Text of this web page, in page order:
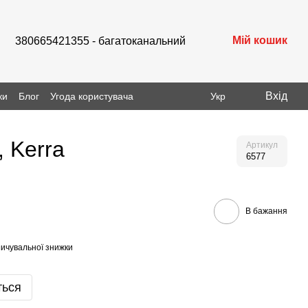
380665421355 - багатоканальний Мій кошик
Блог Угода користувача Укр Вхід
Kerra Артикул
6577
В бажання
знижки